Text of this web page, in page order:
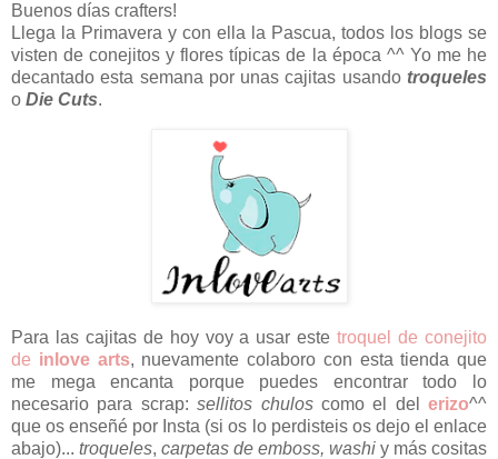
Buenos días crafters!
Llega la Primavera y con ella la Pascua, todos los blogs se
visten de conejitos y flores típicas de la época ^^ Yo me he
decantado esta semana por unas cajitas usando troqueles
o Die Cuts.
Para las cajitas de hoy voy a usar estetroquel de conejito
de inlove arts, nuevamente colaboro con esta tienda que
me mega encanta porque puedes encontrar todo lo
necesario para scrap:sellitos chuloscomo el del erizo^^
que os enseñé por Insta (si os lo perdisteis os dejo el enlace
abajo)... troqueles, carpetas de emboss, washi y más cositas